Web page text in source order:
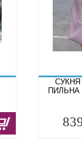
СУКНЯ
ПИЛЬНА